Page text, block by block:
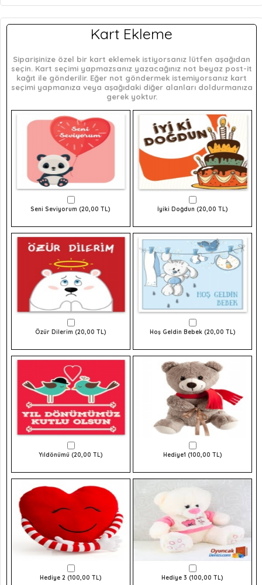
Kart Ekleme
Siparişinize özel bir kart eklemek istiyorsanız lütfen aşağıdan
seçin. Kart seçimi yapmazsanız yazacağınız not beyaz post-it
kağıt ile gönderilir. Eğer not göndermek istemiyorsanız kart
seçimi yapmanıza veya aşağıdaki diğer alanları doldurmanıza
gerek yoktur.
Seni Seviyorum (20,00 TL) İyiki Doğdun (20,00 TL)
Özür Dilerim (20,00 TL) Hoş Geldin Bebek (20,00 TL)
Yıldönümü (20,00 TL) Hediye1 (100,00 TL)
Hediye 2 (100,00 TL) Hediye 3 (100,00 TL)